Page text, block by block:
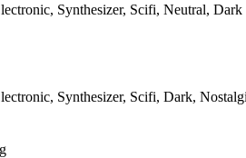
Synthesizer, Scifi, Neutral, Dark
Synthesizer, Scifi, Dark,